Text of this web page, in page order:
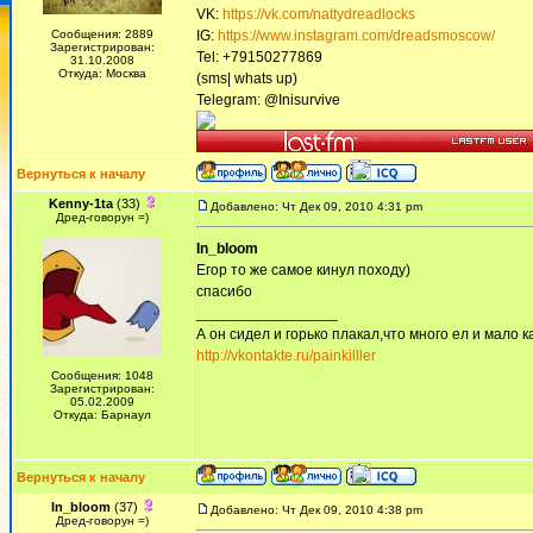
Сообщения: 2889
Зарегистрирован:
31.10.2008
Откуда: Москва
VK: https://vk.com/nattydreadlocks
IG: https://www.instagram.com/dreadsmoscow/
Tel: +79150277869
(sms| whats up)
Telegram: @Inisurvive
Вернуться к началу
Kenny-1ta(33)
Дред-говорун =)
Сообщения: 1048
Зарегистрирован:
05.02.2009
Откуда: Барнаул
Добавлено: Чт Дек 09, 2010 4:31 pm
In_bloom
Егор то же самое кинул походу)
спасибо
А он сидел и горько плакал,что много ел и мало
http://vkontakte.ru/painkilller
Вернуться к началу
In_bloom(37)
Дред-говорун =)
Добавлено: Чт Дек 09, 2010 4:38 pm